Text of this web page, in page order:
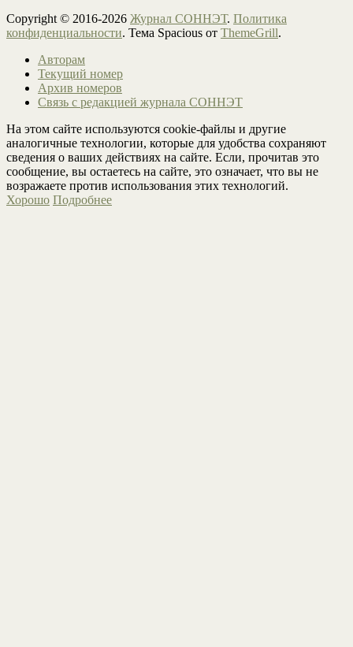
Copyright © 2016-2026 Журнал СОННЭТ. Политика
конфиденциальности. Тема Spacious от ThemeGrill.
Авторам
Текущий номер
Архив номеров
Связь с редакцией журнала СОННЭТ
На этом сайте используются cookie-файлы и другие
аналогичные технологии, которые для удобства сохраняют
сведения о ваших действиях на сайте. Если, прочитав это
сообщение, вы остаетесь на сайте, это означает, что вы не
возражаете против использования этих технологий.
Хорошо Подробнее